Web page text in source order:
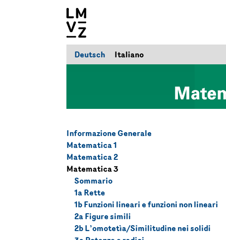
Deutsch Italiano
Informazione Generale
Matematica 1
Matematica 2
Matematica 3
Sommario
1a Rette
1b Funzioni lineari e funzioni non lineari
2a Figure simili
2b L’omotetìa/Similitudine nei solidi